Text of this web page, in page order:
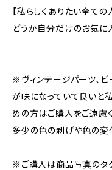
【私らしくありたい全ての
どうか自分だけのお気に
※ヴィンテージパーツ、ビ
が味になっていて良いと
めの方はご購入をご遠慮
多少の色の剥げや色の変
※ご購入は商品写真のタ